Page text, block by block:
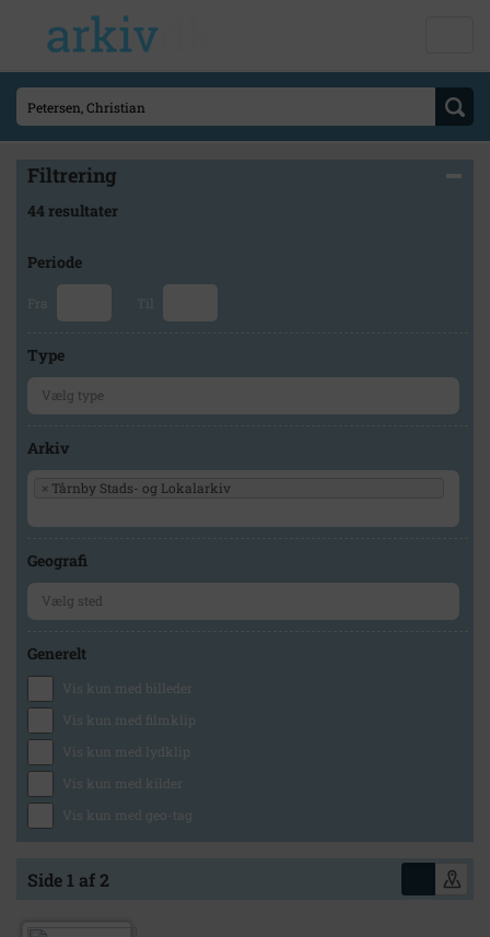
Filtrering
44 resultater
Periode
Fra Til
Type
Arkiv
× Tårnby Stads- og Lokalarkiv
Geografi
Generelt
Vis kun med billeder
Vis kun med filmklip
Vis kun med lydklip
Vis kun med kilder
Vis kun med geo-tag
Side 1 af 2